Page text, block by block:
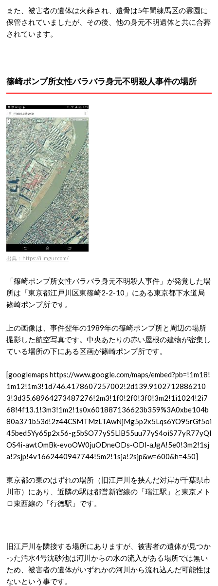
また、被害者の遺体は火葬され、遺骨は5年間練馬区の霊園に
保管されていましたが、その後、他の身元不明遺体と共に合葬
されています。
篠崎ポンプ所女性バラバラ身元不明殺人事件の場所
出典：https://i.imgur.com/
「篠崎ポンプ所女性バラバラ身元不明殺人事件」が発覚した場
所は「東京都江戸川区東篠崎2-2-10」にある東京都下水道局
篠崎ポンプ所です。
上の画像は、事件翌年の1989年の篠崎ポンプ所と周辺の場所
撮影した航空写真です。中央あたりの赤い屋根の建物が密集し
ている場所の下にある区画が篠崎ポンプ所です。
[googlemaps https://www.google.com/maps/embed?pb=!1m18!
1m12!1m3!1d746.4178607257002!2d139.9102712886210
3!3d35.68964273487276!2m3!1f0!2f0!3f0!3m2!1i1024!2i7
68!4f13.1!3m3!1m2!1s0x601887136623b359%3A0xbe104b
80a371b53d!2z44CSMTMzLTAwNjMg5p2x5Lqs6YO95rGf5oi
45bed5Yy65p2x56-g5bSO77yS5LiB55uu77yS4oiS77yR77yQI
OS4i-awtOmBk-evoOW0juODneODs-ODl-aJgA!5e0!3m2!1sj
a!2sjp!4v1662440947744!5m2!1sja!2sjp&w=600&h=450]
東京都の東のはずれの場所（旧江戸川を挟んだ対岸が千葉県市
川市）にあり、近隣の駅は都営新宿線の「瑞江駅」と東京メト
ロ東西線の「行徳駅」です。
旧江戸川を隣接する場所にありますが、被害者の遺体が見つか
った汚水4号沈砂池は河川からの水の流入がある場所では無い
ため、被害者の遺体がいずれかの河川から流れ込んだ可能性は
ないという事です。